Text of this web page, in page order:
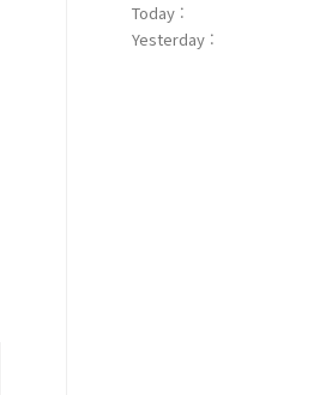
Today :
Yesterday :